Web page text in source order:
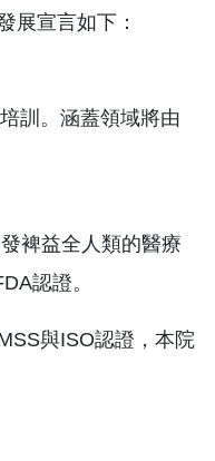
展宣言如下：
訓。涵蓋領域將由
裨益全人類的醫療
認證。
與ISO認證，本院